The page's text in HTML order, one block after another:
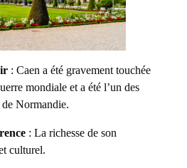
: Caen a été gravement touchée
mondiale et a été l’un des
Normandie.
: La richesse de son
culturel.